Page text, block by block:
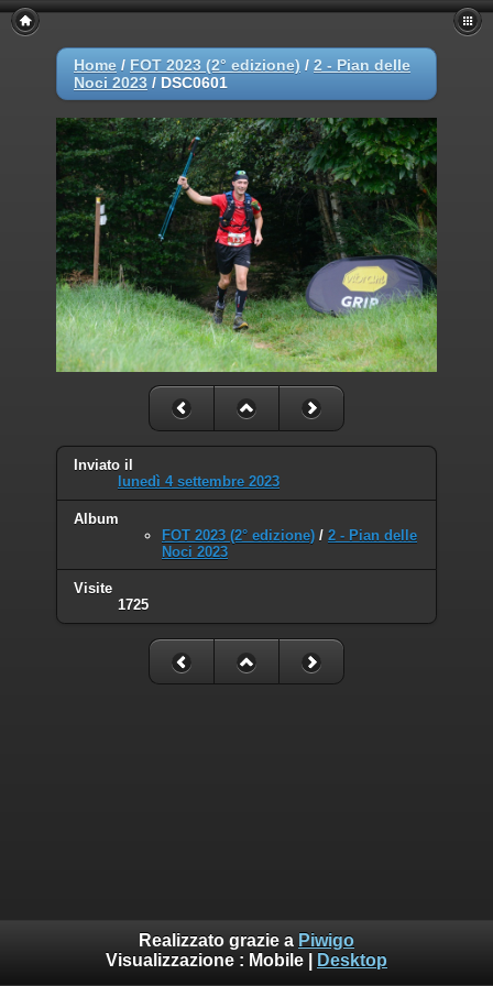
Home / FOT 2023 (2° edizione) / 2 - Pian delle
Noci 2023 / DSC0601
Inviato il
lunedì 4 settembre 2023
Album
FOT 2023 (2° edizione) / 2 - Pian delle
Noci 2023
Visite
1725
Realizzato grazie a Piwigo
Visualizzazione : Mobile Desktop